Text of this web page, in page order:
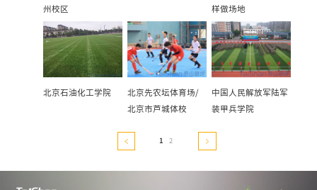
州校区 样做场地
北京石油化工学院 北京先农坛体育场/
北京市芦城体校
中国人民解放军陆军
装甲兵学院
1 2